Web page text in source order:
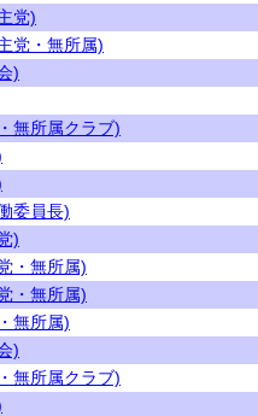
党)
党・無所属)
)
無所属クラブ)
委員長)
)
・無所属)
・無所属)
無所属)
)
無所属クラブ)